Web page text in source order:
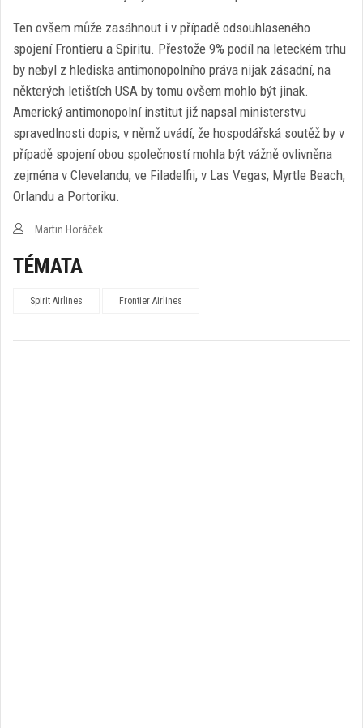
Ten ovšem může zasáhnout i v případě odsouhlaseného
spojení Frontieru a Spiritu. Přestože 9% podíl na leteckém trhu
by nebyl z hlediska antimonopolního práva nijak zásadní, na
některých letištích USA by tomu ovšem mohlo být jinak.
Americký antimonopolní institut již napsal ministerstvu
spravedlnosti dopis, v němž uvádí, že hospodářská soutěž by v
případě spojení obou společností mohla být vážně ovlivněna
zejména v Clevelandu, ve Filadelfii, v Las Vegas, Myrtle Beach,
Orlandu a Portoriku.
Martin Horáček
TÉMATA
Spirit Airlines Frontier Airlines